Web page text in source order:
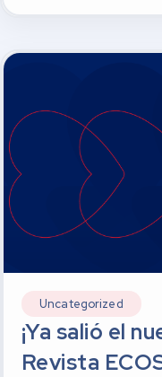
Uncategorized
¡Ya salió el
Revista